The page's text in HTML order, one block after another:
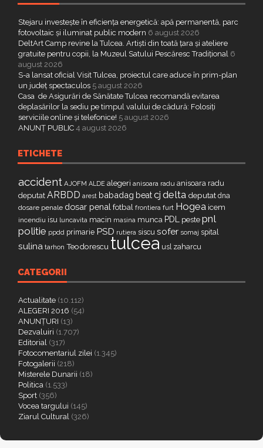
Stejaru investește în eficiența energetică: apă permanentă, parc
fotovoltaic și iluminat public modern 6 august 2026
DeltArt Camp revine la Tulcea. Artiști din toată țara și ateliere
gratuite pentru copii, la Muzeul Satului Pescăresc Tradițional 6
august 2026
S-a lansat oficial Visit Tulcea, proiectul care aduce în prim-plan
un județ spectaculos 5 august 2026
Casa de Asigurări de Sănătate Tulcea recomandă evitarea
deplasărilor la sediu pe timpul valului de cădură: Folosiți
serviciile online și telefonice! 5 august 2026
ANUNȚ PUBLIC 4 august 2026
ETICHETE
accident AJOFM ALDE alegeri anisoara radu anisoara radu
deputat ARBDD arest babadag beatcj delta deputat dna
dosare penale dosar penal fotbal frontiera furt Hogea icem
incendiu isu luncavita macin masina munca PDL peste pnl
politie ppdd primarie PSD rutiera siscu sofer somaj spital
sulina tarhon Teodorescu tulcea usl zaharcu
CATEGORII
Actualitate (10.112)
ALEGERI 2016 (54)
ANUNȚURI (13)
Dezvaluiri (1.707)
Editorial (317)
Fotocomentariul zilei (1.345)
Fotogalerii (218)
Misterele Dunarii (18)
Politica (1.533)
Sport (356)
Vocea targului (145)
Ziarul Cultural (326)